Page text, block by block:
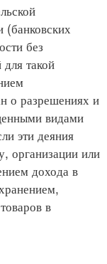
(банковских
без
такой
о разрешениях и
видами
эти деяния
организации или
дохода в
в